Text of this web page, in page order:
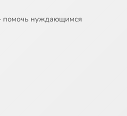
помочь нуждающимся